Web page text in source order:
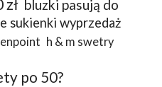
bluzki pasują do
sukienki wyprzedaż
h & m swetry
po 50?